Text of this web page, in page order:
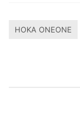
HOKA ONEONE